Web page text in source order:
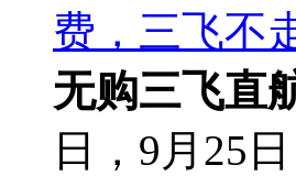
费，三飞不
无购三飞直
日，9月25